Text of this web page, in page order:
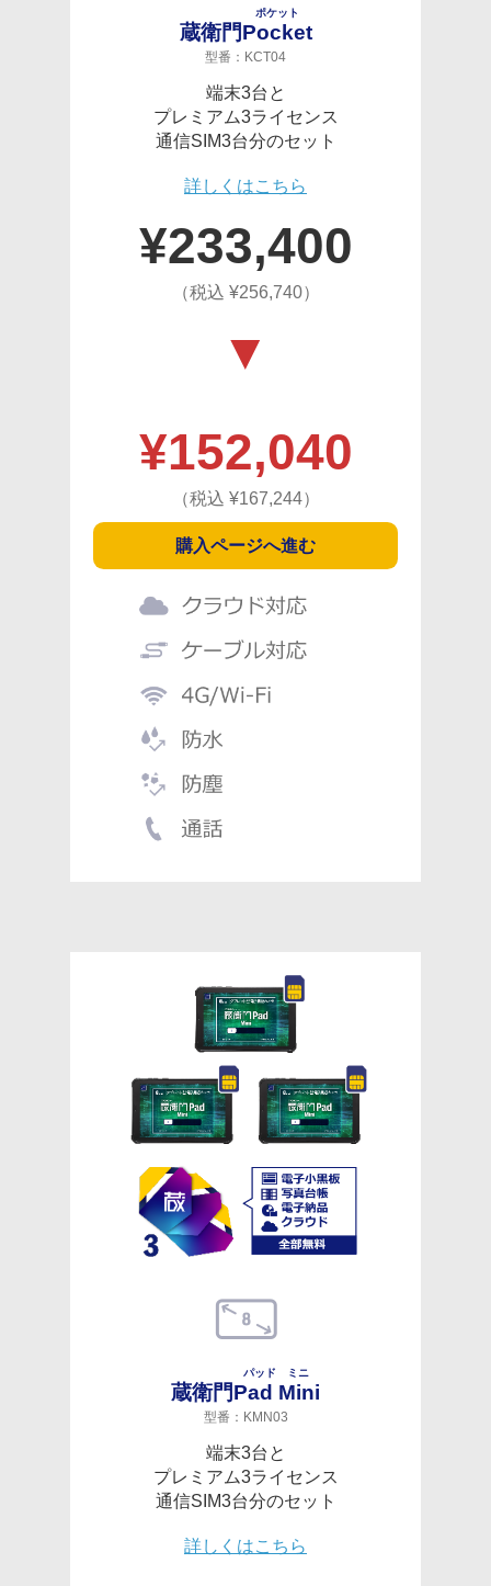
蔵衛門Pocket
ポケット
型番：KCT04
端末3台と
プレミアム3ライセンス
通信SIM3台分のセット
詳しくはこちら
¥233,400
（税込 ¥256,740）
¥152,040
（税込 ¥167,244）
購入ページへ進む
蔵衛門Pad Mini
パッド ミニ
型番：KMN03
端末3台と
プレミアム3ライセンス
通信SIM3台分のセット
詳しくはこちら